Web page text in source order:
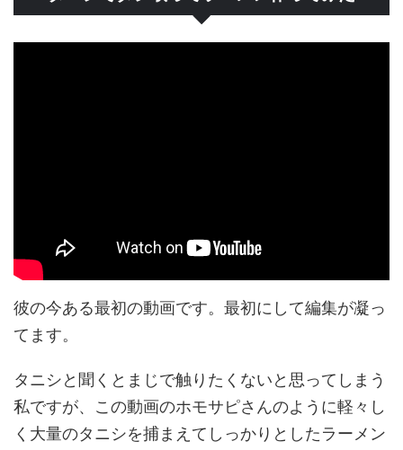
彼の今ある最初の動画です。最初にして編集が凝っ
てます。
タニシと聞くとまじで触りたくないと思ってしまう
私ですが、この動画のホモサピさんのように軽々し
く大量のタニシを捕まえてしっかりとしたラーメン